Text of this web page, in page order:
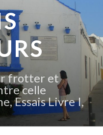
frotter et
celle
Essais Livre I,